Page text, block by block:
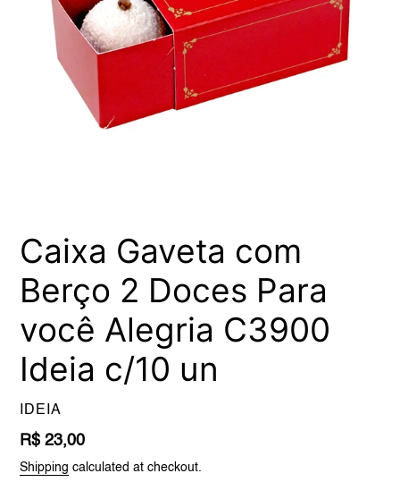
Caixa Gaveta com
Berço 2 Doces Para
você Alegria C3900
Ideia c/10 un
VENDOR
IDEIA
Regular
price
R$ 23,00
Shipping calculated at checkout.